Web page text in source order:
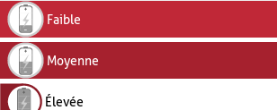
Faible
Moyenne
Élevée